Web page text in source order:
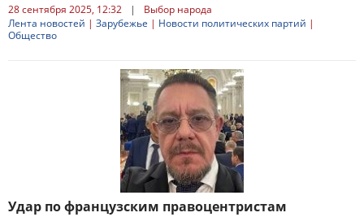
28 сентября 2025, 12:32 |
Выбор народа
Лента новостей | Зарубежье | Новости политических партий |
Общество
Удар по французским правоцентристам